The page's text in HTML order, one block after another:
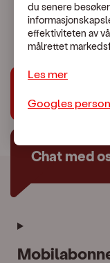
En
Vennligst
Chat med
du senere
effektiviteten av
målrettet
Les mer
Googles